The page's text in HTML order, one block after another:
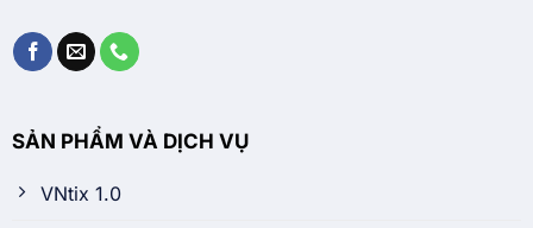
SẢN PHẨM VÀ DỊCH VỤ
VNtix 1.0